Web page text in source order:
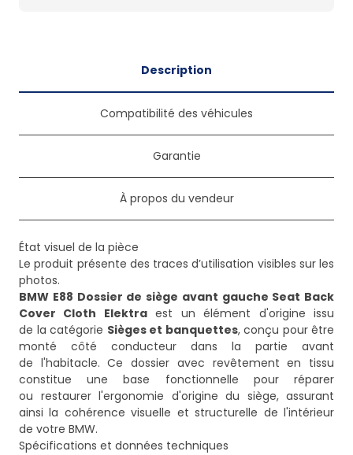
Description
Compatibilité des véhicules
Garantie
À propos du vendeur
État visuel de la pièce
Le produit présente des traces d’utilisation visibles sur les
BMW E88 Dossier de siège avant gauche Seat Back
Cover Cloth Elektraest un élément d'origine issu
de la catégorie Sièges et banquettes, conçu pour être
monté côté conducteur dans la partie avant
de l'habitacle. Ce dossier avec revêtement en tissu
constitue une base fonctionnelle pour réparer
ou restaurer l'ergonomie d'origine du siège, assurant
ainsi la cohérence visuelle et structurelle de l'intérieur
de votre BMW.
Spécifications et données techniques